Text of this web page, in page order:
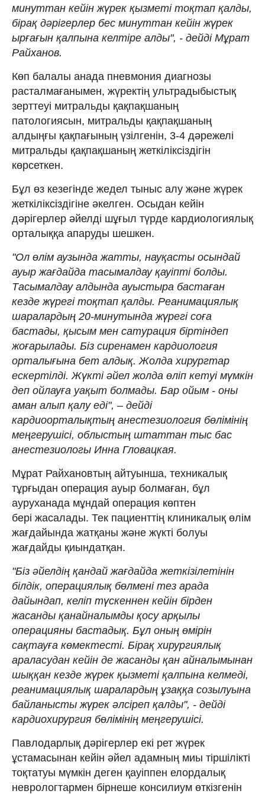
минуттан кейін жүрек қызметі тоқтап қалды,
бірақ дәрігерлер бес минуттан кейін жүрек
ырғағын қалпына келтіре алды", - дейді Мұрат
Райханов.
Көп балалы анада пневмония диагнозы
расталмағанымен, жүректің ультрадыбыстық
зерттеуі митральды қақпақшаның
патологиясын, митральды қақпақшаның
алдыңғы қақпағының үзілгенін, 3-4 дәрежелі
митральды қақпақшаның жеткіліксіздігін
көрсеткен.
Бұл өз кезегінде жедел тыныс алу және жүрек
жеткіліксіздігіне әкелген. Осыдан кейін
дәрігерлер әйелді шұғыл түрде кардиологиялық
орталыққа апаруды шешкен.
"Ол өлім аузында жатты, науқасты осындай
ауыр жағдайда тасымалдау қауіпті болды.
Тасымалдау алдында ауыстыра бастаған
кезде жүрегі тоқтап қалды. Реанимациялық
шаралардың 20-минутында жүрегі соға
бастады, қысым мен сатурация біртіндеп
жоғарылады. Біз сиренамен кардиология
орталығына бет алдық. Жолда хирургтар
ескертілді. Жүкті әйел жолда өліп кетуі мүмкін
деп ойлауға уақыт болмады. Бар ойым - оны
аман алып қалу еді", – дейді
кардиоорталықтың анестезиология бөлімінің
меңгерушісі, облыстың штаттан тыс бас
анестезиологы Инна Гловацкая.
Мұрат Райхановтың айтуынша, техникалық
тұрғыдан операция ауыр болмаған, бұл
ауруханада мұндай операция көптен
бері жасалады. Тек пациенттің клиникалық өлім
жағдайында жатқаны және жүкті болуы
жағдайды қиындатқан.
"Біз әйелдің қандай жағдайда жеткізілетінін
білдік, операциялық бөлмені тез арада
дайындап, келіп түскеннен кейін бірден
жасанды қанайналымды қосу арқылы
операцияны бастадық. Бұл оның өмірін
сақтауға көмектесті. Бірақ хирургиялық
араласудан кейін де жасанды қан айналымынан
шыққан кезде жүрек қызметі қалпына келмеді,
реанимациялық шаралардың ұзаққа созылуына
байланысты жүрек әлсіреп қалды", - дейді
кардиохирургия бөлімінің меңгерушісі.
Павлодарлық дәрігерлер екі рет жүрек
ұстамасынан кейін әйел адамның миы тіршілікті
тоқтатуы мүмкін деген қауіппен елордалық
неврологтармен бірнеше консилиум өткізгенін